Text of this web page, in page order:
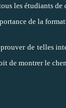
les étudiants de
de la
de telles
de montrer le